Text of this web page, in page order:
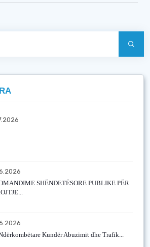
SHËNDETËSORE PUBLIKE PËR
Kundër Abuzimit dhe Trafik...